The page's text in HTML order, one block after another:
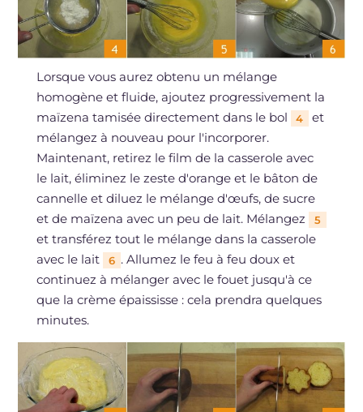
Lorsque vous aurez obtenu un mélange
homogène et fluide, ajoutez progressivement la
maïzena tamisée directement dans le bol
4
et
mélangez à nouveau pour l'incorporer.
Maintenant, retirez le film de la casserole avec
le lait, éliminez le zeste d'orange et le bâton de
cannelle et diluez le mélange d'œufs, de sucre
et de maïzena avec un peu de lait. Mélangez
5
et transférez tout le mélange dans la casserole
avec le lait
6 . Allumez le feu à feu doux et
continuez à mélanger avec le fouet jusqu'à ce
que la crème épaississe : cela prendra quelques
minutes.